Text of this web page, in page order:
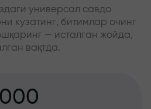
универсал савдо
кузатинг, битимлар очинг
— исталган жойда,
вақтда.